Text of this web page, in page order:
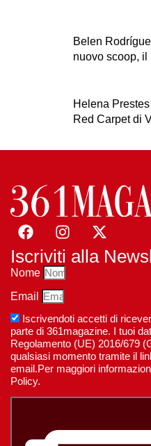
Belen
nuovo scoop, il
Helena
Red Carpet di
Iscriviti alla
Nome
Email
Iscrivendoti accetti di
parte di 361magazine. I tuoi
Regolamento (UE) 2016/679
qualsiasi momento tramite il
email.Per maggiori
Policy.